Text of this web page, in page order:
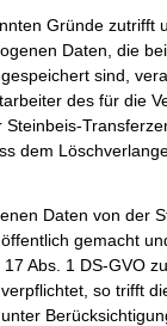
Gründe zutrifft
Daten, die
sind,
des für die
dem
Daten von der
gemacht
Abs. 1 DS-GVO
so trifft